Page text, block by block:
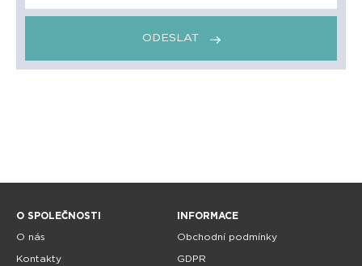
ODESLAT
O SPOLEČNOSTI
O nás
Kontakty
INFORMACE
Obchodní podmínky
GDPR